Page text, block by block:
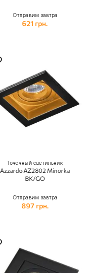
Отправим завтра
621 грн.
Точечный светильник
Azzardo AZ2802 Minorka
BK/GO
Отправим завтра
897 грн.